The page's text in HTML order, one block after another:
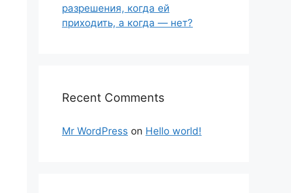
разрешения, когда ей
приходить, а когда — нет?
Recent Comments
Mr WordPress on Hello world!